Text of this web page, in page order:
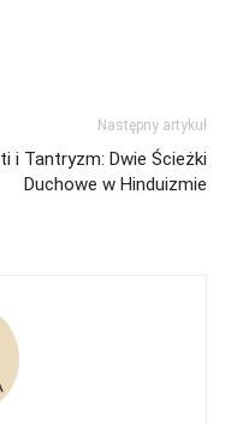
Następny artykuł
i Tantryzm: Dwie Ścieżki
Duchowe w Hinduizmie